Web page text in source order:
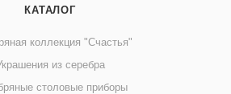
КАТАЛОГ
коллекция "Счастья"
из серебра
столовые приборы